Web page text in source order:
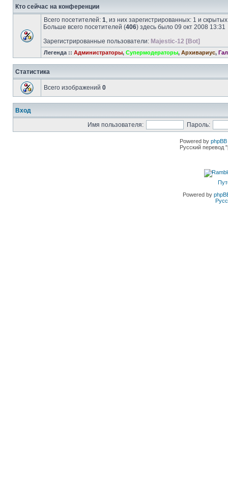
Кто сейчас на конференции
Всего посетителей: 1, из них зарегистрированных: 1 и
Больше всего посетителей (406) здесь было 09 окт 2008 13:31
Зарегистрированные пользователи: Majestic-12 [Bot]
Легенда :: Администраторы, Супермодераторы, Архивариус,
Статистика
Всего изображений 0
Вход
Имя пользователя:
Пароль:
Powered by
Русский перевод
Powered by